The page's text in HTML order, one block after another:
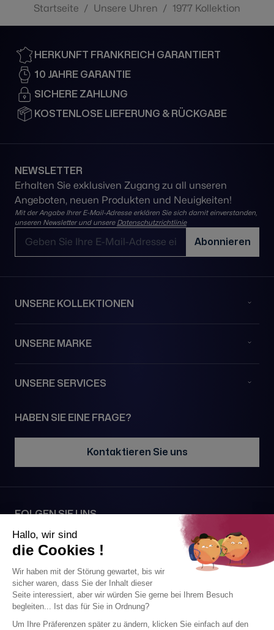
Startseite / Unsere Uhren / 1977 Kollektion
HERKUNFT FRANKREICH GARANTIERT
10 JAHRE GARANTIE
SICHERE ZAHLUNG
KOSTENLOSE LIEFERUNG & RÜCKGABE
NEWSLETTER
Erhalten Sie exklusiven Zugang zu all unseren
Angeboten, neuen Produkten und Neuigkeiten!
Mit der Angabe Ihrer E-Mail-Adresse erklären Sie sich damit einverstanden,
unseren Newsletter und unsere Datenschutzrichtlinie
Abonnieren
UNSERE KOLLEKTIONEN
UNSERE MARKE
UNSERE SERVICES
HABEN SIE EINE FRAGE?
Kontaktieren Sie uns
FOLGEN SIE UNS
SICHERE ZAHLUNG MIT